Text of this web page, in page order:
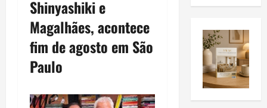
Shinyashiki e
Magalhães, acontece
fim de agosto em São
Paulo